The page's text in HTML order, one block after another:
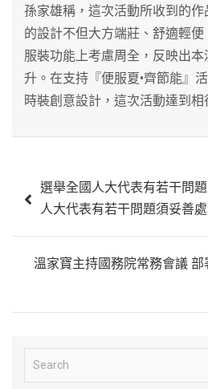
孫家雄稱，這次活動所收到的
的設計不但大方端莊、舒適輕
服裝功能上考慮周全，反映出
升。在支持『便服夏•齊節能』
時裝創意設計，這次活動達到相
章 選舉全國人大代表有若干問
人大代表有若干問題須妥善
溫家寶主持國務院常務會議
e